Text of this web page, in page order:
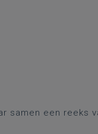
samen een reeks